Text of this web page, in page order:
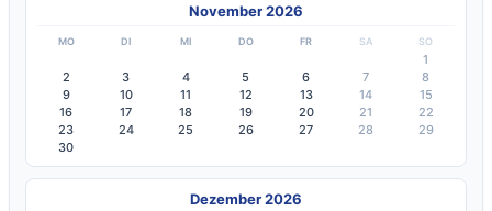
November 2026
MO DI MI DO FR SA SO
1
2
3 4 5 6 7
8
9
10 11 12 13 14
15
16
17 18 19 20 21
22
23
24 25 26 27 28
29
30
Dezember 2026